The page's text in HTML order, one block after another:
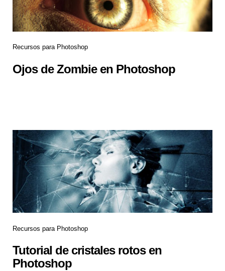
Recursos para Photoshop
Ojos de Zombie en Photoshop
Recursos para Photoshop
Tutorial de cristales rotos en
Photoshop